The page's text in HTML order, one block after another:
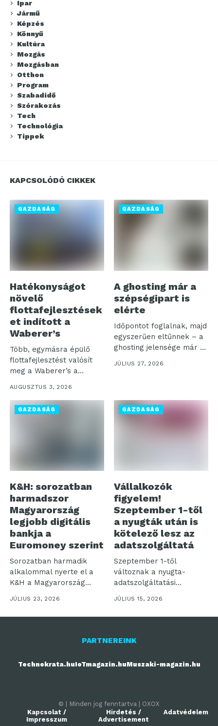
Ipar
Jármű
Képzés
Könnyű
Kultúra
Mozgás
Mozgásban
Otthon
Program
Szabadidő
Szórakozás
Tech
Technológia
Tippek
KAPCSOLÓDÓ CIKKEK
GAZDASÁG
Hatékonyságot
növelő
flottafejlesztések
et indított a
Waberer’s
Több, egymásra épülő
flottafejlesztést valósít
meg a Waberer’s a
AUGUSZTUS 3, 2026
GAZDASÁG
A ghosting már a
szépségipart is
elérte
Időpontot foglalnak, majd
egyszerűen eltűnnek – a
ghosting jelensége már a
szépségszalonok...
JÚLIUS 27, 2026
GAZDASÁG
K&H: sorozatban
harmadszor
Magyarország
legjobb digitális
bankja a
Euromoney szerint
Sorozatban harmadik
alkalommal nyerte el a
K&H a Magyarország
Legjobb Digitális Bankja...
JÚLIUS 23, 2026
GAZDASÁG
Vállalkozók
figyelem!
Szeptember 1-től
a nyugták után is
kötelező lesz az
adatszolgáltatá
Szeptember 1-től
változnak a nyugta-
adatszolgáltatási
kötelezettségek, több
tízezer vállalkozás lehet
érintett –...
JÚLIUS 15, 2026
PARTNEREINK
Technokrata.huIoTmagazin.huMuszaki-magazin.hu
© | Minden jog fenntartva | OXOX
Kapcsolat /
Impresszum
Hirdetés /
Advertisement
Adatvédelem